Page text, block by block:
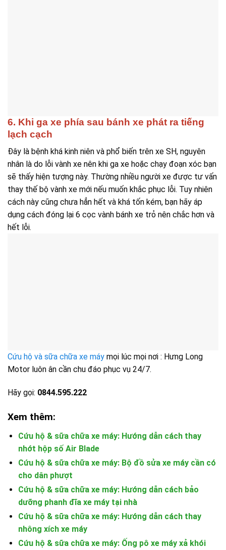
6. Khi ga xe phía sau bánh xe phát ra tiếng
lạch cạch
Đây là bệnh khá kinh niên và phổ biến trên xe SH, nguyên
nhân là do lỗi vành xe nên khi ga xe hoặc chạy đoạn xóc bạn
sẽ thấy hiện tượng này. Thường nhiều người xe được tư vấn
thay thế bộ vành xe mới nếu muốn khắc phục lỗi. Tuy nhiên
cách này cũng chưa hẳn hết và khá tốn kém, bạn hãy áp
dụng cách đóng lại 6 cọc vành bánh xe trỏ nên chắc hơn và
hết lỗi.
Cứu hộ và sữa chữa xe máy mọi lúc mọi nơi : Hưng Long
Motor luôn ân cần chu đáo phục vụ 24/7.
Hãy gọi: 0844.595.222
Xem thêm:
Cứu hộ & sữa chữa xe máy: Hướng dẫn cách thay
nhớt hộp số Air Blade
Cứu hộ & sữa chữa xe máy: Bộ đồ sửa xe máy cần có
cho dân phượt
Cứu hộ & sữa chữa xe máy: Hướng dẫn cách bảo
dưỡng phanh đĩa xe máy tại nhà
Cứu hộ & sữa chữa xe máy: Hướng dẫn cách thay
nhông xích xe máy
Cứu hộ & sữa chữa xe máy: Ống pô xe máy xả khói